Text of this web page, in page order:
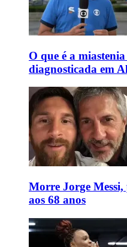
O que é a
diagnosticada em
Morre Jorge
aos 68 anos